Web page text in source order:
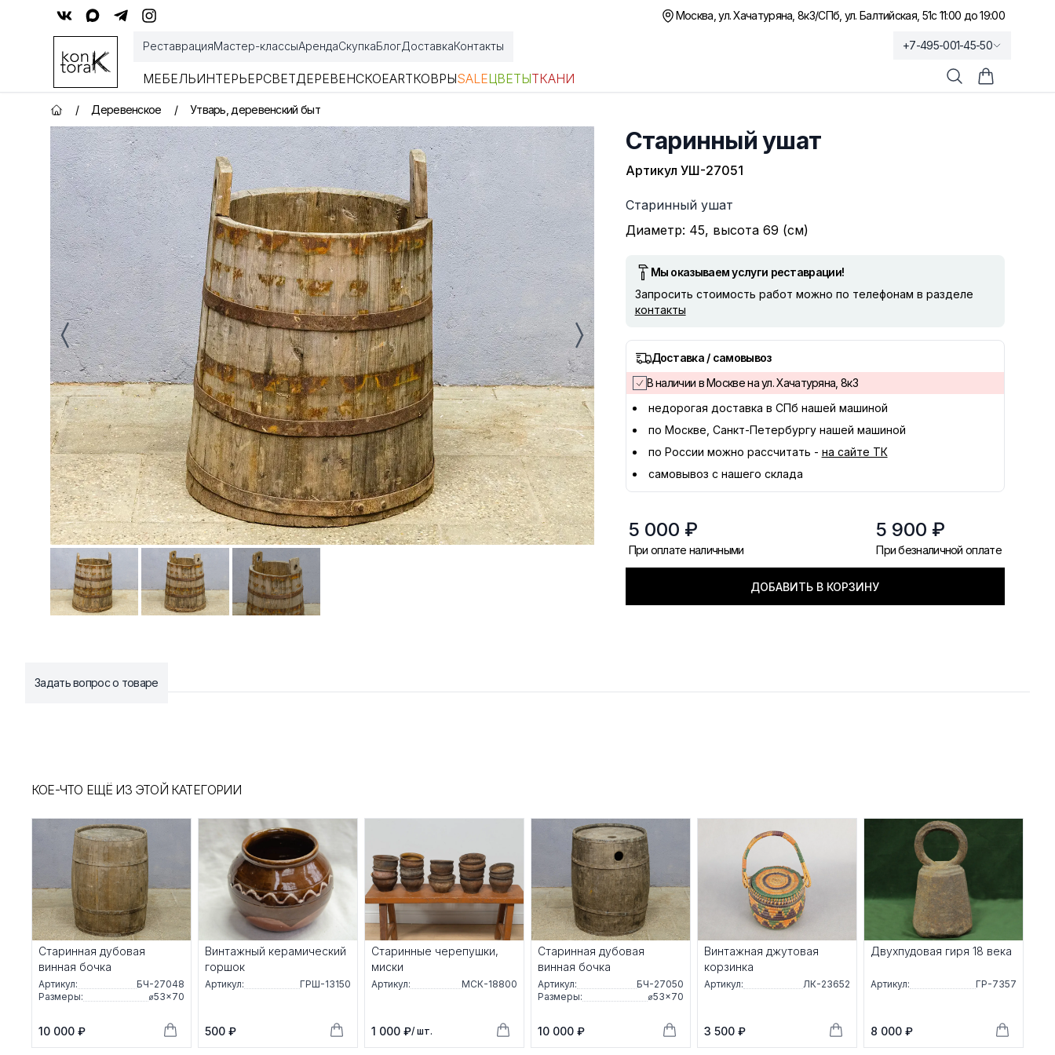
Москва, ул. Хачатуряна, 8к3/СПб, ул. Балтийская, 51с 11:00 до 19:00
РеставрацияМастер-классыАрендаСкупкаБлогДоставкаКонтакты
МЕБЕЛЬИНТЕРЬЕРСВЕТДЕРЕВЕНСКОЕARTКОВРЫSALEЦВЕТЫТКАНИ
+7-495-001-45-50
ПоискКорзина
Главная страница
/ Деревенское / Утварь, деревенский быт
Старинный ушат
Артикул УШ-27051
Описание
Старинный ушат
Диаметр: 45, высота 69 (см)
Мы оказываем услуги реставрации!
Запросить стоимость работ можно по телефонам в разделе
контакты
Доставка / самовывоз
В наличии в Москве на ул. Хачатуряна, 8к3
недорогая доставка в СПб нашей машиной
по Москве, Санкт-Петербургу нашей машиной
по России можно рассчитать - на сайте ТК
самовывоз с нашего склада
5 000 ₽
При оплате наличными
5 900 ₽
При безналичной оплате
ДОБАВИТЬ В КОРЗИНУ
Задать вопрос о товаре
КОЕ-ЧТО ЕЩЁ ИЗ ЭТОЙ КАТЕГОРИИ
Старинная дубовая
винная бочка
Артикул:
БЧ-27048
Размеры:
⌀53×70
10 000 ₽
Винтажный керамический
горшок
Артикул: ГРШ-13150
500 ₽
Старинные черепушки,
миски
Артикул: МСК-18800
1 000 ₽/ шт.
Старинная дубовая
винная бочка
Артикул:
БЧ-27050
Размеры:
⌀53×70
10 000 ₽
Винтажная джутовая
корзинка
Артикул: ЛК-23652
3 500 ₽
Двухпудовая гиря 18 века
Артикул: ГР-7357
8 000 ₽